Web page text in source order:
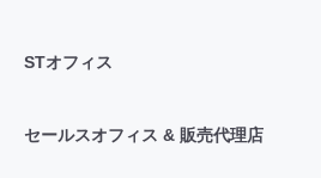
STオフィス
セールスオフィス & 販売代理店